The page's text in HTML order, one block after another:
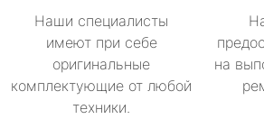
Наши специалисты
имеют при себе
оригинальные
комплектующие от любой
техники.
на